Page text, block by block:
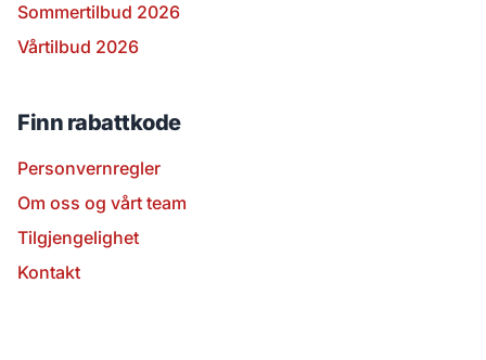
Sommertilbud 2026
Vårtilbud 2026
Finn rabattkode
Personvernregler
Om oss og vårt team
Tilgjengelighet
Kontakt